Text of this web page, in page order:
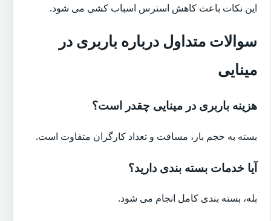
این نکات باعث کاهش استرس اسباب کشی می شود.
سوالات متداول درباره باربری در
مینایی
هزینه باربری در مینایی چقدر است؟
بسته به حجم بار، مسافت و تعداد کارگران متفاوت است.
آیا خدمات بسته بندی دارید؟
بله، بسته بندی کامل انجام می شود.